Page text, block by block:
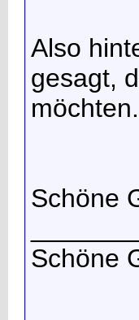
Also
gesagt,
Schöne
Schöne